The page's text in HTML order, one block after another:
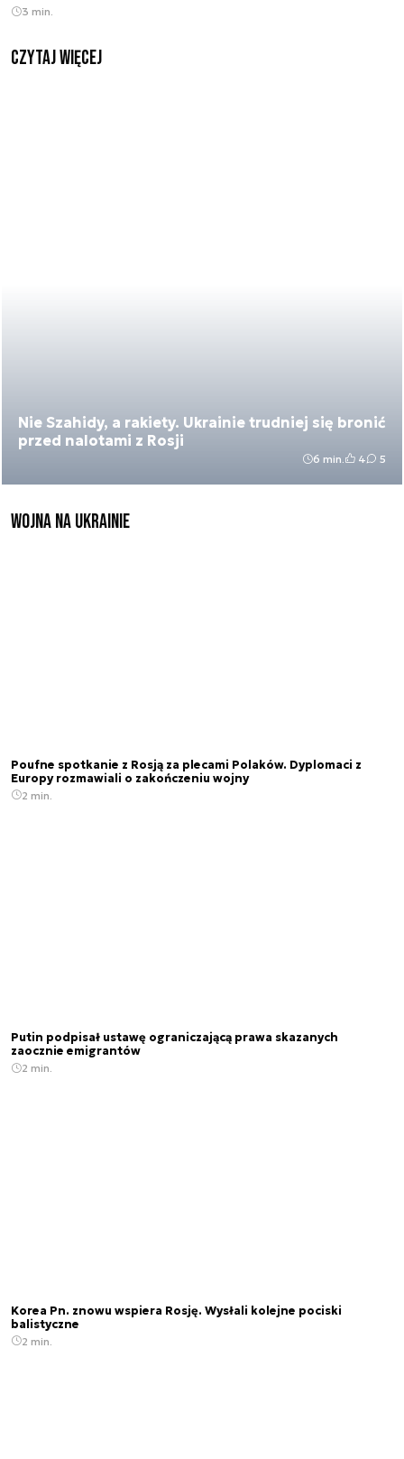
3 min.
czytaj więcej
Nie Szahidy, a rakiety. Ukrainie trudniej się bronić
przed nalotami z Rosji
6 min. 4 5
Wojna na Ukrainie
Poufne spotkanie z Rosją za plecami Polaków. Dyplomaci z
Europy rozmawiali o zakończeniu wojny
2 min.
Putin podpisał ustawę ograniczającą prawa skazanych
zaocznie emigrantów
2 min.
Korea Pn. znowu wspiera Rosję. Wysłali kolejne pociski
balistyczne
2 min.